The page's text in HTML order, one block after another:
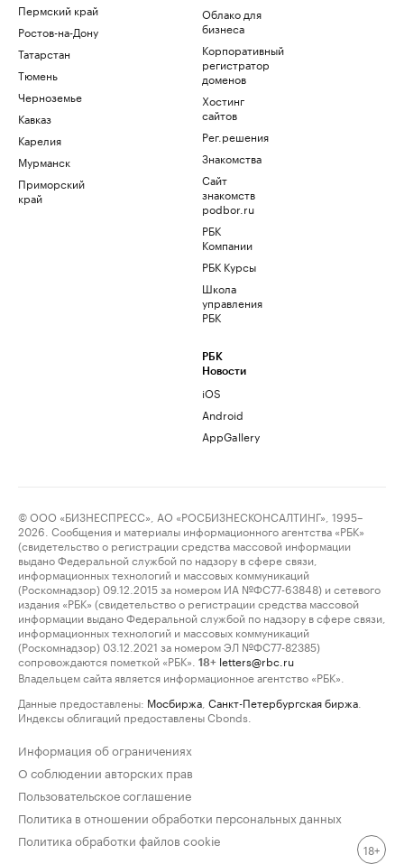
Пермский край
Ростов-на-Дону
Татарстан
Тюмень
Черноземье
Кавказ
Карелия
Мурманск
Приморский
край
Облако для
бизнеса
Корпоративный
регистратор
доменов
Хостинг
сайтов
Рег.решения
Знакомства
Сайт
знакомств
podbor.ru
РБК
Компании
РБК Курсы
Школа
управления
РБК
РБК
Новости
iOS
Android
AppGallery
© ООО «БИЗНЕСПРЕСС», АО «РОСБИЗНЕСКОНСАЛТИНГ», 1995–
2026. Сообщения и материалы информационного агентства «РБК»
(свидетельство о регистрации средства массовой информации
выдано Федеральной службой по надзору в сфере связи,
информационных технологий и массовых коммуникаций
(Роскомнадзор) 09.12.2015 за номером ИА №ФС77-63848) и сетевого
издания «РБК» (свидетельство о регистрации средства массовой
информации выдано Федеральной службой по надзору в сфере связи,
информационных технологий и массовых коммуникаций
(Роскомнадзор) 03.12.2021 за номером ЭЛ №ФС77-82385)
сопровождаются пометкой «РБК».
18+ letters@rbc.ru
Владельцем сайта является информационное агентство «РБК».
Данные предоставлены: Мосбиржа Санкт-Петербургская биржа
Индексы облигаций предоставлены Cbonds.
Информация об ограничениях
О соблюдении авторских прав
Пользовательское соглашение
Политика в отношении обработки персональных данных
Политика обработки файлов cookie
18+